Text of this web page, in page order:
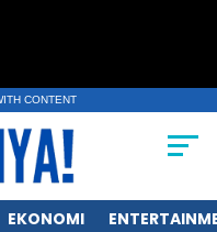
CONTENT
EKONOMI